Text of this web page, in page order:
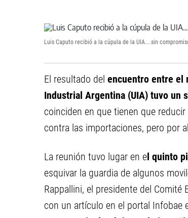
Luis Caputo recibió a la cúpula de la UIA....sin
El resultado del encuentro entre el
Industrial Argentina (UIA) tuvo un
coinciden en que tienen que
contra las importaciones, pero por
La reunión tuvo lugar en el quinto
esquivar la guardia de algunos
Rappallini, el presidente del Comité
con un artículo en el portal Infobae